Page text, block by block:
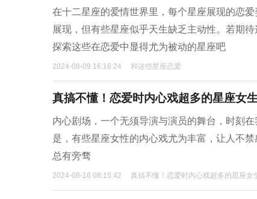
在十二星座的爱情世界里，每个星座展现的恋
展现，但有些星座似乎天生缺乏主动性。若期
探索这些在恋爱中显得尤为被动的星座吧
2024-08-09 16:16:24 和这些星座恋爱
真搞不懂！恋爱时内心戏超多的星座女生
内心剧场，一个无须导演与演员的舞台，时刻
是，有些星座女性的内心戏尤为丰富，让人不
总有旁骛
2024-08-16 08:15:42 真搞不懂！恋爱时内心戏超多的星座女